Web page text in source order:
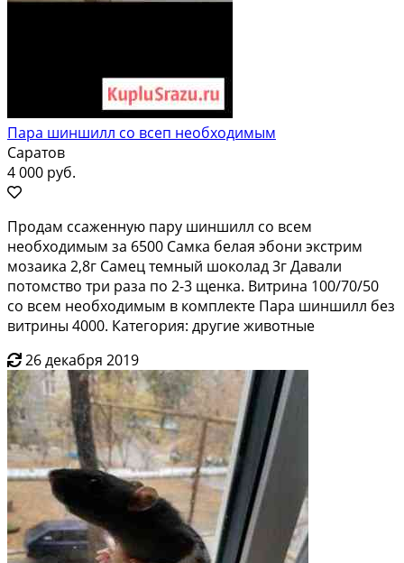
Пара шиншилл со всеп необходимым
Саратов
4 000 руб.
Продам ссаженную пару шиншилл со всем
необходимым за 6500 Самка белая эбони экстрим
мозаика 2,8г Самец темный шоколад 3г Давали
потомство три раза по 2-3 щенка. Витрина 100/70/50
со всем необходимым в комплекте Пара шиншилл без
витрины 4000. Категория: другие животные
26 декабря 2019